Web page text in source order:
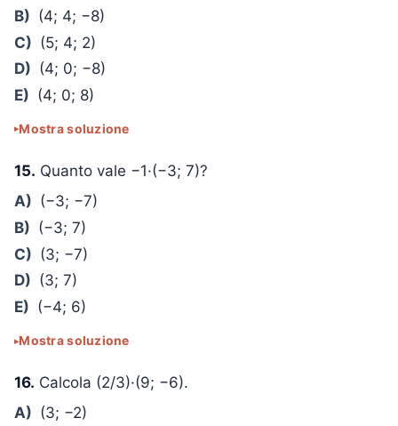
B) (4; 4; −8)
C) (5; 4; 2)
D) (4; 0; −8)
E) (4; 0; 8)
Mostra soluzione
15. Quanto vale −1·(−3; 7)?
A) (−3; −7)
B) (−3; 7)
C) (3; −7)
D) (3; 7)
E) (−4; 6)
Mostra soluzione
16. Calcola (2/3)·(9; −6).
A) (3; −2)